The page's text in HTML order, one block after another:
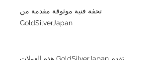
تحفة فنية موثوقة مقدمة من
GoldSilverJapan
تقدم GoldSilverJapan هذه العملات